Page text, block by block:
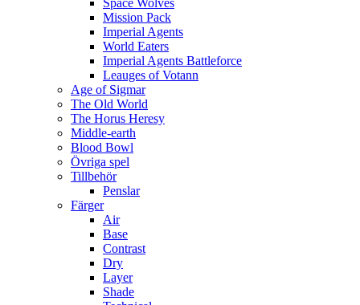
Space Wolves
Mission Pack
Imperial Agents
World Eaters
Imperial Agents Battleforce
Leauges of Votann
Age of Sigmar
The Old World
The Horus Heresy
Middle-earth
Blood Bowl
Övriga spel
Tillbehör
Penslar
Färger
Air
Base
Contrast
Dry
Layer
Shade